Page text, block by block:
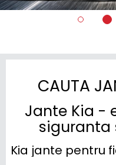
CAUTA
Jante Kia -
siguranta
Kia jante pentru